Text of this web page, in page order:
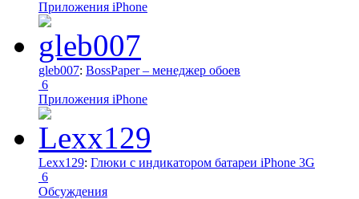
Приложения iPhone
gleb007: BossPaper – менеджер обоев
6
Приложения iPhone
Lexx129: Глюки с индикатором батареи iPhone 3G
6
Обсуждения